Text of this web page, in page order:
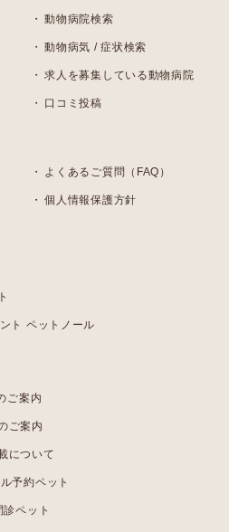
動物病院検索
動物病気 / 症状検索
求人を募集している動物病院
口コミ投稿
よくあるご質問（FAQ）
個人情報保護方針
ト ペットノール
ご案内
ご案内
について
予約ペット
ペット